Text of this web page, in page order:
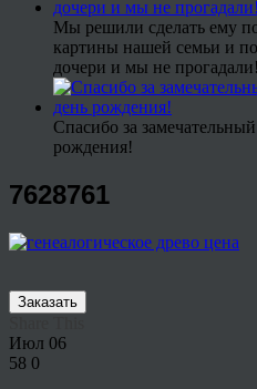
Мы решили сделать ему
картины нашей семьи и
дочери и мы не
Спасибо за
рождения!
7628761
Заказать
Июл 06
58 0